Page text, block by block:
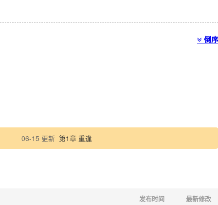
倒序
06-15 更新 第1章 重逢
发布时间 最新修改